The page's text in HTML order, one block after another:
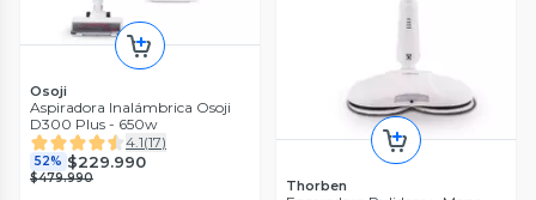
Osoji
Aspiradora Inalámbrica Osoji
D300 Plus - 650w
4.1(17)
52% $229.990
$479.990 Thorben